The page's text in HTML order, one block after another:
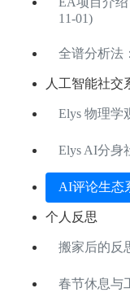
11-01)
全谱分析法
人工智能社交
Elys 物理学
Elys AI分身
AI评论生态
个人反思
搬家后的反
春节休息与